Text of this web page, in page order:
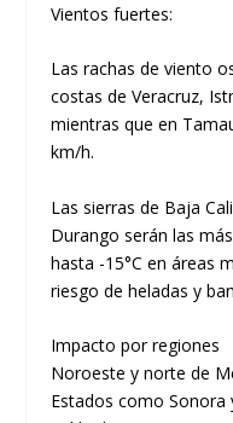
Vientos fuertes:
Las rachas de viento
costas de Veracruz,
mientras que en
km/h.
Las sierras de Baja
Durango serán las
hasta -15°C en áreas
riesgo de heladas y
Impacto por regiones
Noroeste y norte de
Estados como Sonora